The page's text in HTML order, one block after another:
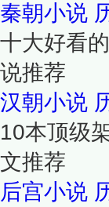
秦朝小说
十大好看
说推荐
汉朝小说
10本顶级
文推荐
后宫小说